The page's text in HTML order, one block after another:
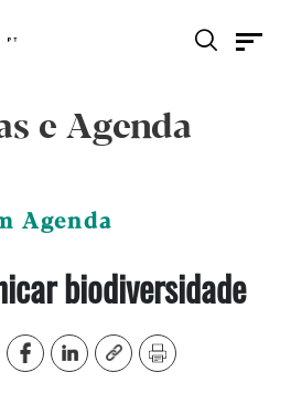
e Agenda
Agenda
biodiversidade